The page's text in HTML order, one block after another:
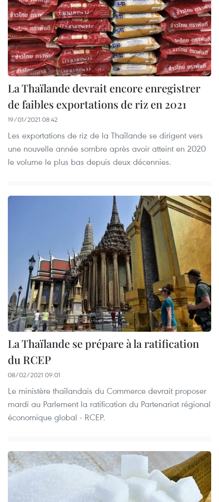
La Thaïlande devrait encore enregistrer
de faibles exportations de riz en 2021
19/01/2021 08:42
Les exportations de riz de la Thaïlande se dirigent vers
une nouvelle année sombre après avoir atteint en 2020
le volume le plus bas depuis deux décennies.
La Thaïlande se prépare à la ratification
du RCEP
08/02/2021 09:01
Le ministère thaïlandais du Commerce devrait proposer
mardi au Parlement la ratification du Partenariat régional
économique global - RCEP.